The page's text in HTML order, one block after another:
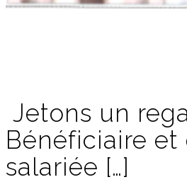
Jetons un
Bénéficiaire et
salariée […]